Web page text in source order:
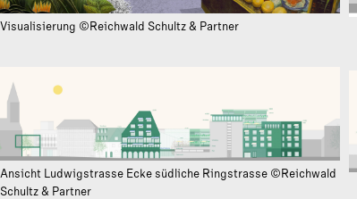
Visualisierung ©Reichwald Schultz & Partner
Ansicht Ludwigstrasse Ecke südliche Ringstrasse ©Reichwald
Schultz & Partner